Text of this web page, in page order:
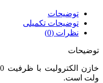
توضیحات
توضیحات تکمیلی
نظرات (0)
توضیحات
ولت است.